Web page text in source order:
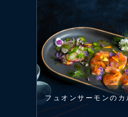
フュオンサーモンのカ